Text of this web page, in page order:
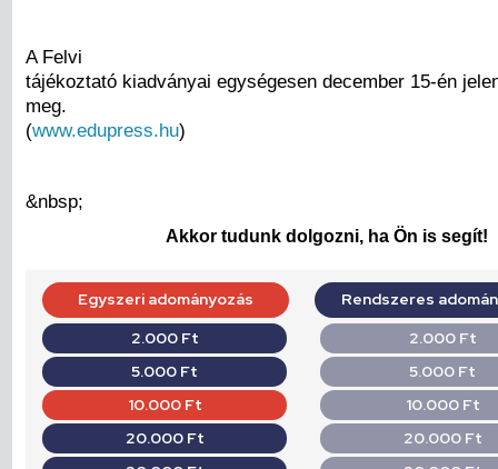
A Felvi
tájékoztató kiadványai egységesen december 15-én
meg.
(www.edupress.hu)
&nbsp;
Akkor tudunk dolgozni, ha Ön is segít!